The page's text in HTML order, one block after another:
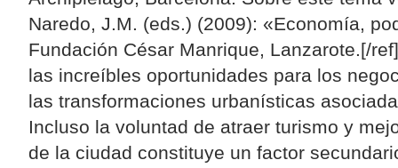
Naredo, J.M. (eds.) (2009): «Economía,
Fundación César Manrique, Lanzarote.[/
las increíbles oportunidades para los
las transformaciones urbanísticas
Incluso la voluntad de atraer turismo y
de la ciudad constituye un factor